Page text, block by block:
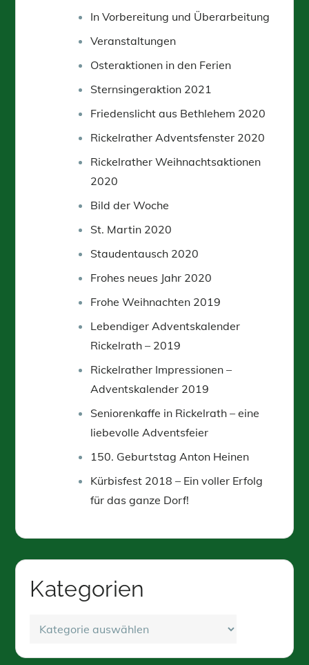
In Vorbereitung und Überarbeitung
Veranstaltungen
Osteraktionen in den Ferien
Sternsingeraktion 2021
Friedenslicht aus Bethlehem 2020
Rickelrather Adventsfenster 2020
Rickelrather Weihnachtsaktionen
2020
Bild der Woche
St. Martin 2020
Staudentausch 2020
Frohes neues Jahr 2020
Frohe Weihnachten 2019
Lebendiger Adventskalender
Rickelrath – 2019
Rickelrather Impressionen –
Adventskalender 2019
Seniorenkaffe in Rickelrath – eine
liebevolle Adventsfeier
150. Geburtstag Anton Heinen
Kürbisfest 2018 – Ein voller Erfolg
für das ganze Dorf!
Kategorien
Kategorien